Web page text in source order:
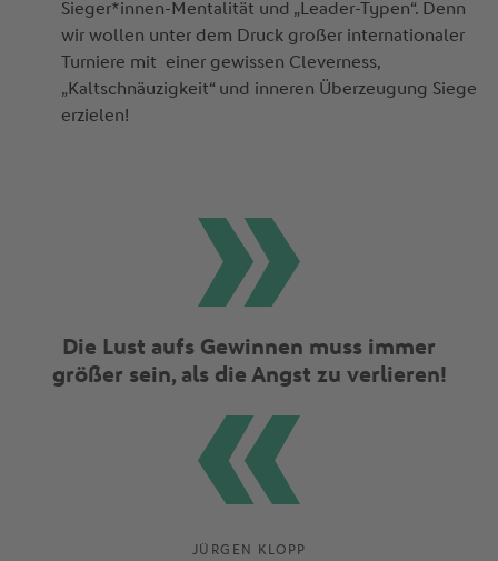
Sieger*innen-Mentalität und „Leader-Typen“. Denn
wir wollen unter dem Druck großer internationaler
Turniere mit einer gewissen Cleverness,
„Kaltschnäuzigkeit“ und inneren Überzeugung Siege
erzielen!
Die Lust aufs Gewinnen muss immer
größer sein, als die Angst zu verlieren!
JÜRGEN KLOPP